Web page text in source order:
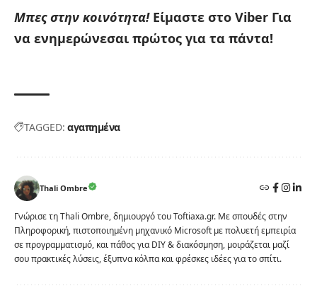
Μπες στην κοινότητα! Είμαστε στο Viber Για
να ενημερώνεσαι πρώτος για τα πάντα!
TAGGED: αγαπημένα
Thali Ombre
Γνώρισε τη Thali Ombre, δημιουργό του Toftiaxa.gr. Με σπουδές στην
Πληροφορική, πιστοποιημένη μηχανικό Microsoft με πολυετή εμπειρία
σε προγραμματισμό, και πάθος για DIY & διακόσμηση, μοιράζεται μαζί
σου πρακτικές λύσεις, έξυπνα κόλπα και φρέσκες ιδέες για το σπίτι.